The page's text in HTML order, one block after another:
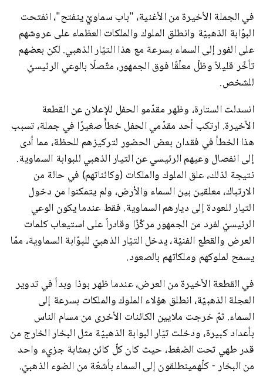
في الجملة الأخيرة من الأغنية، "باب سماويّ ينفتح"، انفتحت
البوّابة الذهبيّة وانطلق الملوك والملكات العظماء على عروشهم
على الفور إلى السماء بسرعة مع هذا التيّار الذهبي. لكن بعضهم
تأخّر قليلاً وظلّ معلّقًا فوق الجمهور، متّصلًا بالوعي الرئيسيّ
للشخص.
انسدلت الستارة، وظهر مقدّمو الحفل للإعلان عن القطعة
الأخيرة. ارتكب أحد مقدّمي الحفل خطأً صغيرًا في جملة، تسبب
هذا الخطأ في فقدان بعض الحضور لتركيزهم للحظة، مما أدى
إلى انفصال وعيهم الرئيسي عن التيار الذهبي للبوابة السماوية.
نتيجة لذلك، علق الملوك والملكات (وكائناتهم) في حالة من
الارتباك، معلقين بين السماء والأرض، ولم يتمكنوا من دخول
التيار للعودة إلى ديارهم السماوية. فقط عندما يكون الوعي
الرئيسيّ لفرد من الجمهور مركّزًا وقادراً على استيعاب كلمات
العرض والقطع الفنيّة، يدخل التيّار الذهبيّ للبوّابة السماوية، ممّا
يسمح لملوكهم وملكاتهم بالصعود.
في القطعة الأخيرة من العرض، عندما ظهر بوذا وبدأ في تدوير
العجلة الذهبيّة، انطلق هؤلاء الملوك والملكات بسرعة إلى
السماء. ثمّ خرجت ملايين الكائنات الأخرى من مسام الناس
بأعداد كبيرة، ودخلت تيّار البوابة الذهبيّة مثل البخار الخارج من
قدر طهي تحت الضغط، حيث كان كلّ كائن بمثابة جزيء واحد
من البخار - كلّهمينطلقون إلى السماء بأشعّة من الضوء الذهبيّ.